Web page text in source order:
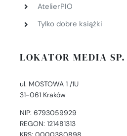
AtelierPIO
Tylko dobre książki
LOKATOR MEDIA
ul. MOSTOWA 1 /1U
31-061 Kraków
NIP: 6793059929
REGON: 121481313